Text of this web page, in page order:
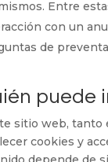
Entre
con un
de
puede
sitio web, tanto
cookies y